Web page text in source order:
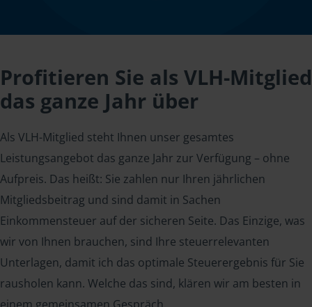
Profitieren Sie als VLH-Mitglied
das ganze Jahr über
Als VLH-Mitglied steht Ihnen unser gesamtes
Leistungsangebot das ganze Jahr zur Verfügung – ohne
Aufpreis. Das heißt: Sie zahlen nur Ihren jährlichen
Mitgliedsbeitrag und sind damit in Sachen
Einkommensteuer auf der sicheren Seite. Das Einzige, was
wir von Ihnen brauchen, sind Ihre steuerrelevanten
Unterlagen, damit ich das optimale Steuerergebnis für Sie
rausholen kann. Welche das sind, klären wir am besten in